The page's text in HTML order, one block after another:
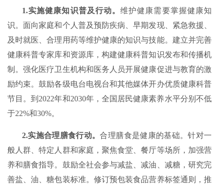
1.实施健康知识普及行动。维护健康需要掌握健康知
识。面向家庭和个人普及预防疾病、早期发现、紧急救援、
及时就医、合理用药等维护健康的知识与技能。建立并完善
健康科普专家库和资源库，构建健康科普知识发布和传播机
制。强化医疗卫生机构和医务人员开展健康促进与教育的激
励约束。鼓励各级电台电视台和其他媒体开办优质健康科普
节目。到2022年和2030年，全国居民健康素养水平分别不低
于22%和30%。
2.实施合理膳食行动。合理膳食是健康的基础。针对一
般人群、特定人群和家庭，聚焦食堂、餐厅等场所，加强营
养和膳食指导。鼓励全社会参与减盐、减油、减糖，研究完
善盐、油、糖包装标准。修订预包装食品营养标签通则，推